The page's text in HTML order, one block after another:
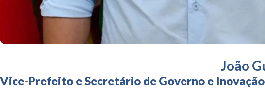
João
Vice-Prefeito e Secretário de Governo e